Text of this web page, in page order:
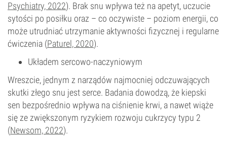
Psychiatry, 2022). Brak snu wpływa też na apetyt, uczucie
sytości po posiłku oraz – co oczywiste – poziom energii, co
może utrudniać utrzymanie aktywności fizycznej i regularne
ćwiczenia (Paturel, 2020).
Układem sercowo-naczyniowym
Wreszcie, jednym z narządów najmocniej odczuwających
skutki złego snu jest serce. Badania dowodzą, że kiepski
sen bezpośrednio wpływa na ciśnienie krwi, a nawet wiąże
się ze zwiększonym ryzykiem rozwoju cukrzycy typu 2
(Newsom, 2022).